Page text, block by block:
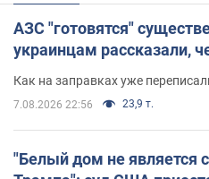
АЗС "готовятся"
украинцам рассказали,
Как на заправках уже
7.08.2026 22:56 23,9 т.
"Белый дом не является